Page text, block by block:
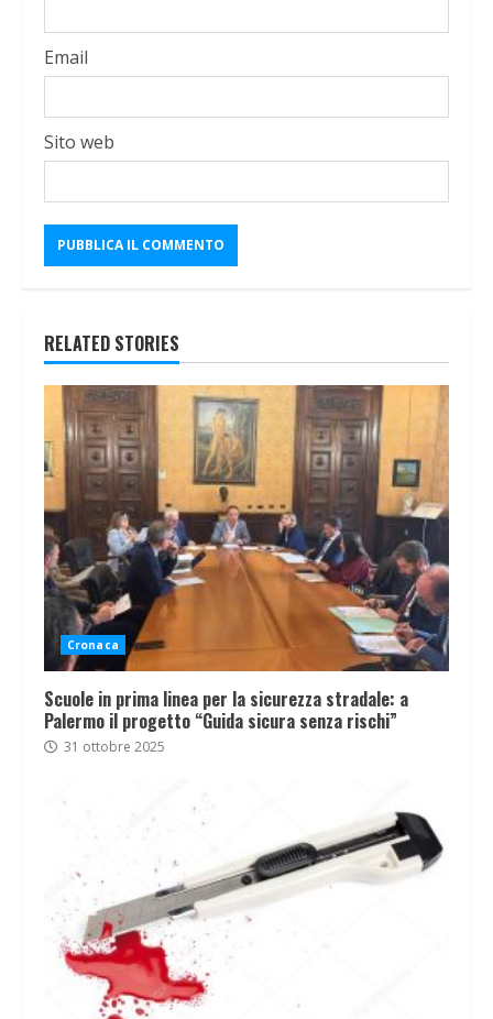
Email
Sito web
RELATED STORIES
Cronaca
Scuole in prima linea per la sicurezza stradale: a
Palermo il progetto “Guida sicura senza rischi”
31 ottobre 2025